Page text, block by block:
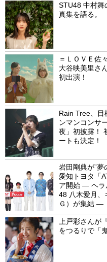
STU48 中村舞
真集を語る。
＝ＬＯＶＥ佐
大谷映美里さ
初出演！
Rain Tree、目
ンマンコンサ
夜」初披露！
ートも決定！
岩田剛典が”夢
愛知トヨタ「
ア開始 ― ヘラ
48 八木愛月、
Ｇ）が集結 ―
上戸彩さんが
をつるりで「